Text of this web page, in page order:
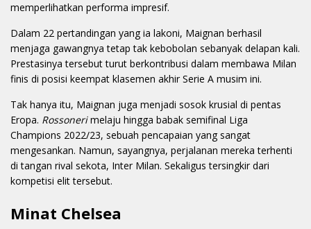
memperlihatkan performa impresif.
Dalam 22 pertandingan yang ia lakoni, Maignan berhasil
menjaga gawangnya tetap tak kebobolan sebanyak delapan kali.
Prestasinya tersebut turut berkontribusi dalam membawa Milan
finis di posisi keempat klasemen akhir Serie A musim ini.
Tak hanya itu, Maignan juga menjadi sosok krusial di pentas
Eropa. Rossonerimelaju hingga babak semifinal Liga
Champions 2022/23, sebuah pencapaian yang sangat
mengesankan. Namun, sayangnya, perjalanan mereka terhenti
di tangan rival sekota, Inter Milan. Sekaligus tersingkir dari
kompetisi elit tersebut.
Minat Chelsea